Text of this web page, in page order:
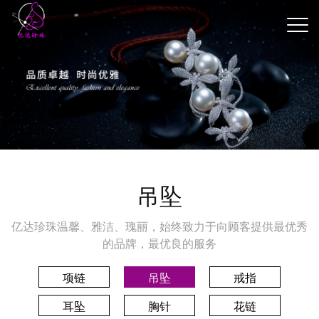
吊坠
亿达珍珠温馨、雅洁、瑰丽，始终致力于向顾客提供最优秀
的品牌，最优良的服务
项链 吊坠
戒指
耳坠
胸针 花链